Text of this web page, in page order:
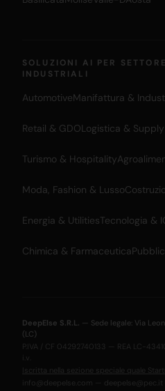
SOLUZIONI AI PER
INDUSTRIALI
AutomotiveManifattura &
Retail & GDOLogistica &
Turismo & Hospitality
Moda, Fashion & Lusso
Energia & UtilitiesTecnologia &
Chimica & Farmaceutica
DeepElse S.R.L. — Sede legale: Via
(LC)
P.IVA / CF 04292740133 — REA LC-
i.v.
Iscritta nella sezione speciale quale
info@deepelse.com
deepelse@pec.it